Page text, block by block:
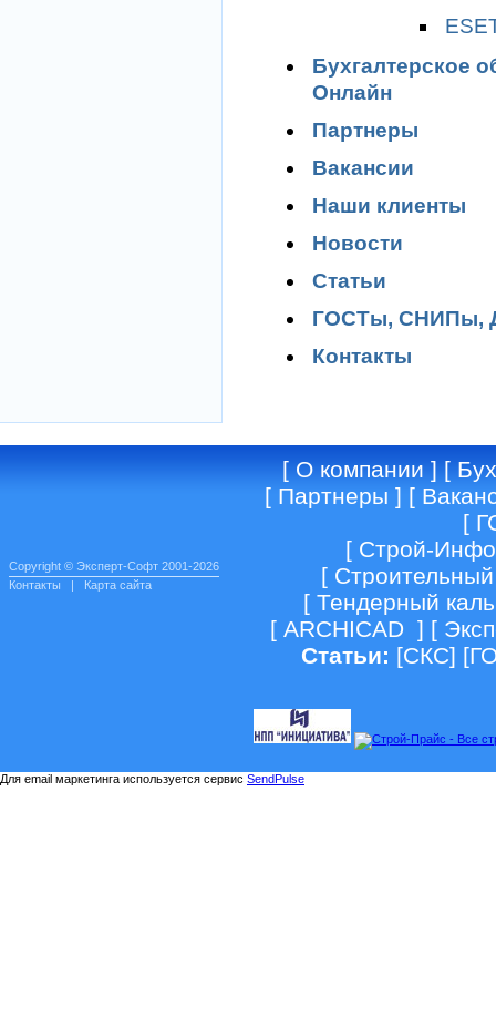
Бухгалтерское
Онлайн
Партнеры
Вакансии
Наши клиенты
Новости
Статьи
ГОСТы, СНИПы,
Контакты
Copyright © Эксперт-Софт 2001-2026
Контакты
| Карта сайта
[ О компании ] [
[ Партнеры ] [
[
[ Строй-
[ Строительный
[ Тендерный
[ ARCHICAD ] [
Статьи: [СКС] [
Для email маркетинга используется сервис SendPulse